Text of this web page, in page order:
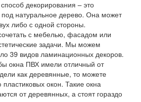
декорирования – это
натуральное дерево. Она может
либо с одной стороны.
с мебелью, фасадом или
задачи. Мы можем
39 видов ламинационных декоров.
окна ПВХ имели отличный от
как деревянные, то можете
окон. Такие окна
от деревянных, а стоят гораздо